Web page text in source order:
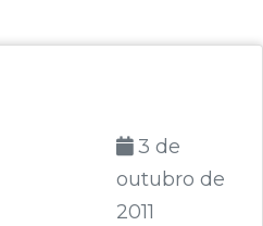
3 de
outubro de
2011